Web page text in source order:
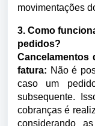
movimentações
3. Como
pedidos?
Cancelamentos
fatura: Não é
caso um
subsequente.
cobranças é
considerando